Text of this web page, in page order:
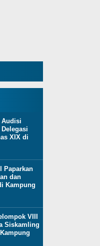
Audisi
XIX di
Paparkan
dan
Kampung
VIII
Siskamling